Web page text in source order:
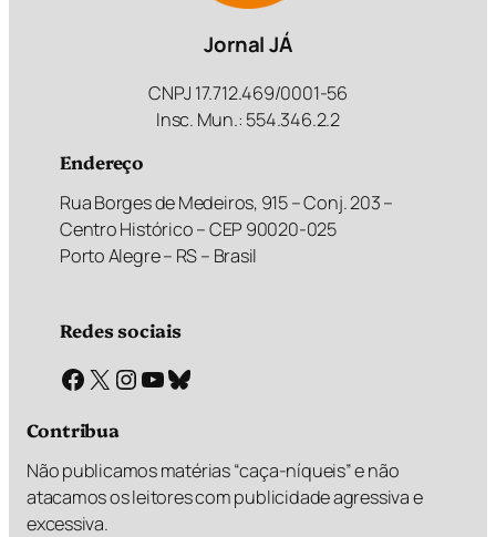
Jornal JÁ
CNPJ 17.712.469/0001-56
Insc. Mun.: 554.346.2.2
Endereço
Rua Borges de Medeiros, 915 – Conj. 203 –
Centro Histórico – CEP 90020-025
Porto Alegre – RS – Brasil
Redes sociais
Facebook X Instagram Youtube Bluesky
Contribua
Não publicamos matérias “caça-níqueis” e não
atacamos os leitores com publicidade agressiva e
excessiva.